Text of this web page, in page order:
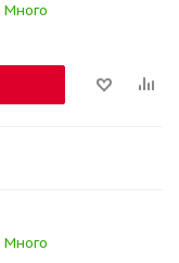
Много
Много